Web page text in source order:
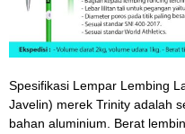
Spesifikasi Lempar Lembing
Javelin) merek Trinity adalah
bahan aluminium. Berat